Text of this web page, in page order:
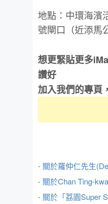
地點：中環海濱
號閘口（近添馬
想更緊貼更多
讚好
加入我們的專頁
- 關於羅仲仁先生
- 關於Chan Ting-
- 關於「荔園Super